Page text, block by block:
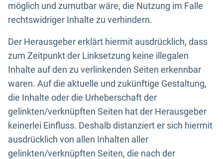
möglich und zumutbar wäre, die Nutzung im Falle
rechtswidriger Inhalte zu verhindern.
Der Herausgeber erklärt hiermit ausdrücklich, dass
zum Zeitpunkt der Linksetzung keine illegalen
Inhalte auf den zu verlinkenden Seiten erkennbar
waren. Auf die aktuelle und zukünftige Gestaltung,
die Inhalte oder die Urheberschaft der
gelinkten/verknüpften Seiten hat der Herausgeber
keinerlei Einfluss. Deshalb distanziert er sich hiermit
ausdrücklich von allen Inhalten aller
gelinkten/verknüpften Seiten, die nach der